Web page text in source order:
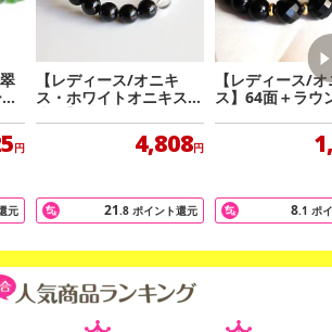
円
元
【レディース/オニキ
ス・ホワイトオニキス・
水晶】ピラミッドセット
パワーストーンブレスレ
4,808円
21.8 ポイント還元
【レディース/
ス】64面＋ラウ
ットブレスレッ
8.1 ポ